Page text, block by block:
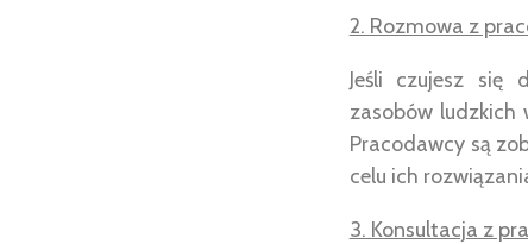
2. Rozmowa z
Jeśli czujesz się
zasobów ludzkich
Pracodawcy są
celu ich
3. Konsultacja z